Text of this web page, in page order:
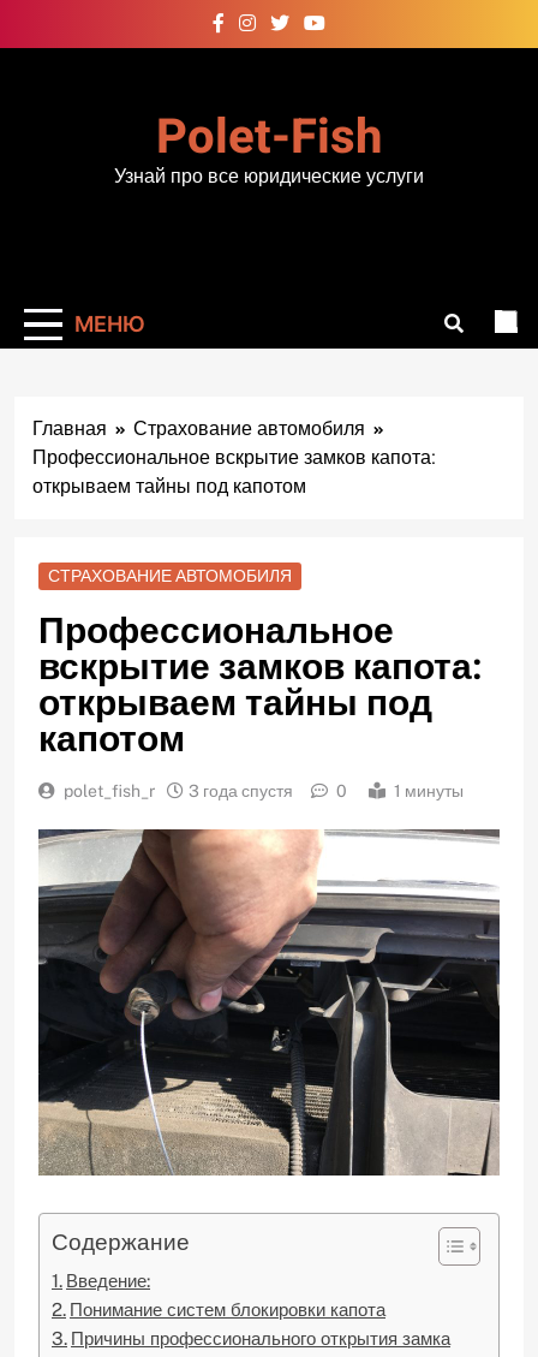
к
Polet-Fish
Узнай про все юридические услуги
МЕНЮ
Главная
Страхование автомобиля
Профессиональное вскрытие замков капота:
открываем тайны под капотом
СТРАХОВАНИЕ АВТОМОБИЛЯ
Профессиональное
вскрытие замков капота:
открываем тайны под
капотом
polet_fish_r 3 года спустя 0 1 минуты
Содержание
Введение:
Понимание систем блокировки капота
Причины профессионального открытия замка